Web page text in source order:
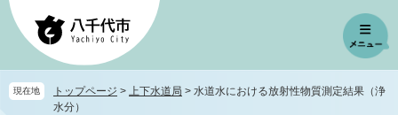
ペ
先
頭
メ
を
飛
現在地 トップページ > 上下水道局 > 水道水における放射性物質測定結果（浄
水分）